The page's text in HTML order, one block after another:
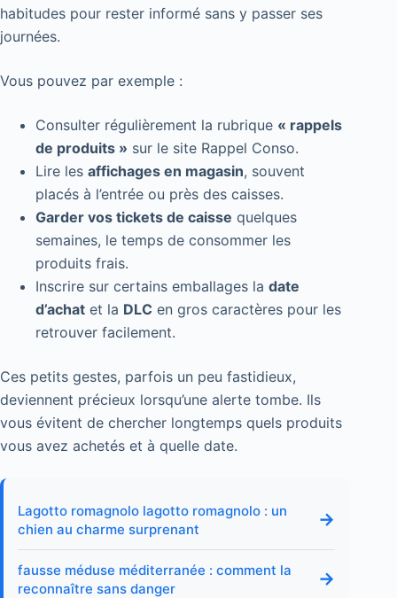
habitudes pour rester informé sans y passer ses
journées.
Vous pouvez par exemple :
Consulter régulièrement la rubrique « rappels
de produits » sur le site Rappel Conso.
Lire les affichages en magasin, souvent
placés à l’entrée ou près des caisses.
Garder vos tickets de caisse quelques
semaines, le temps de consommer les
produits frais.
Inscrire sur certains emballages la date
d’achat et la DLC en gros caractères pour les
retrouver facilement.
Ces petits gestes, parfois un peu fastidieux,
deviennent précieux lorsqu’une alerte tombe. Ils
vous évitent de chercher longtemps quels produits
vous avez achetés et à quelle date.
Lagotto romagnolo lagotto romagnolo : un
chien au charme surprenant
→
fausse méduse méditerranée : comment la
reconnaître sans danger
→